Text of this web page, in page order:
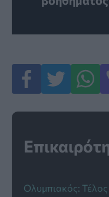
Ολυμπιακός: